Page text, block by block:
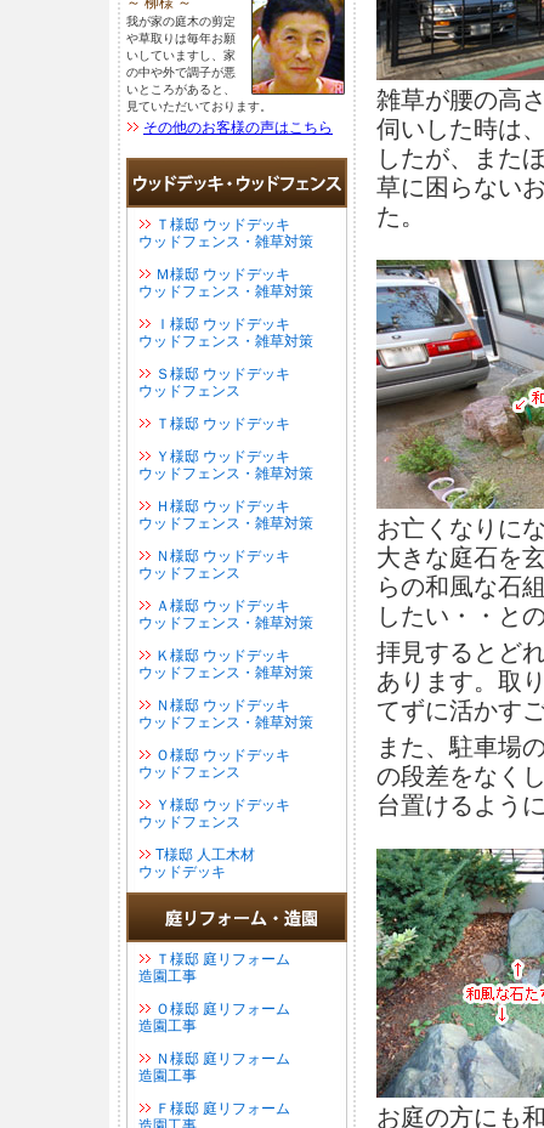
雑草が腰の高
伺いした時は
したが、また
草に困らない
た。
お亡くなりに
大きな庭石を
らの和風な石
したい・・と
拝見するとど
あります。取
てずに活かす
また、駐車場
の段差をなく
台置けるよう
お庭の方にも
我が家の庭木の剪定
や草取りは毎年お願
いしていますし、家
の中や外で調子が悪
いところがあると、
見ていただいております。
その他のお客様の声はこちら
Ｔ様邸 ウッドデッキ
ウッドフェンス・雑草対策
Ｍ様邸 ウッドデッキ
ウッドフェンス・雑草対策
Ｉ様邸 ウッドデッキ
ウッドフェンス・雑草対策
Ｓ様邸 ウッドデッキ
ウッドフェンス
Ｔ様邸 ウッドデッキ
Ｙ様邸 ウッドデッキ
ウッドフェンス・雑草対策
Ｈ様邸 ウッドデッキ
ウッドフェンス・雑草対策
Ｎ様邸 ウッドデッキ
ウッドフェンス
Ａ様邸 ウッドデッキ
ウッドフェンス・雑草対策
Ｋ様邸 ウッドデッキ
ウッドフェンス・雑草対策
Ｎ様邸 ウッドデッキ
ウッドフェンス・雑草対策
Ｏ様邸 ウッドデッキ
ウッドフェンス
Ｙ様邸 ウッドデッキ
ウッドフェンス
Т様邸 人工木材
ウッドデッキ
Ｔ様邸 庭リフォーム
造園工事
Ｏ様邸 庭リフォーム
造園工事
Ｎ様邸 庭リフォーム
造園工事
Ｆ様邸 庭リフォーム